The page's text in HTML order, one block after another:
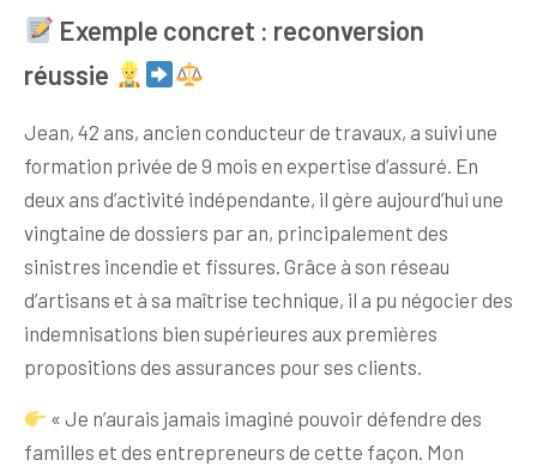
Exemple concret : reconversion
réussie
Jean, 42 ans, ancien conducteur de travaux, a suivi une
formation privée de 9 mois en expertise d’assuré. En
deux ans d’activité indépendante, il gère aujourd’hui une
vingtaine de dossiers par an, principalement des
sinistres incendie et fissures. Grâce à son réseau
d’artisans et à sa maîtrise technique, il a pu négocier des
indemnisations bien supérieures aux premières
propositions des assurances pour ses clients.
« Je n’aurais jamais imaginé pouvoir défendre des
familles et des entrepreneurs de cette façon. Mon